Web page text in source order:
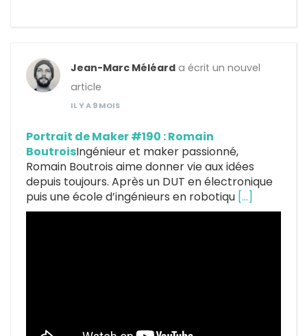
Jean-Marc Méléard a écrit un nouvel
article
IL Y A 9 MOIS
Portrait de Maker #190 : Romain
BoutroisIngénieur et maker passionné,
Romain Boutrois aime donner vie aux idées
depuis toujours. Après un DUT en électronique
puis une école d’ingénieurs en robotiqu […]